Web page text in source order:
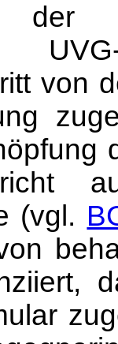
von
(vgl.